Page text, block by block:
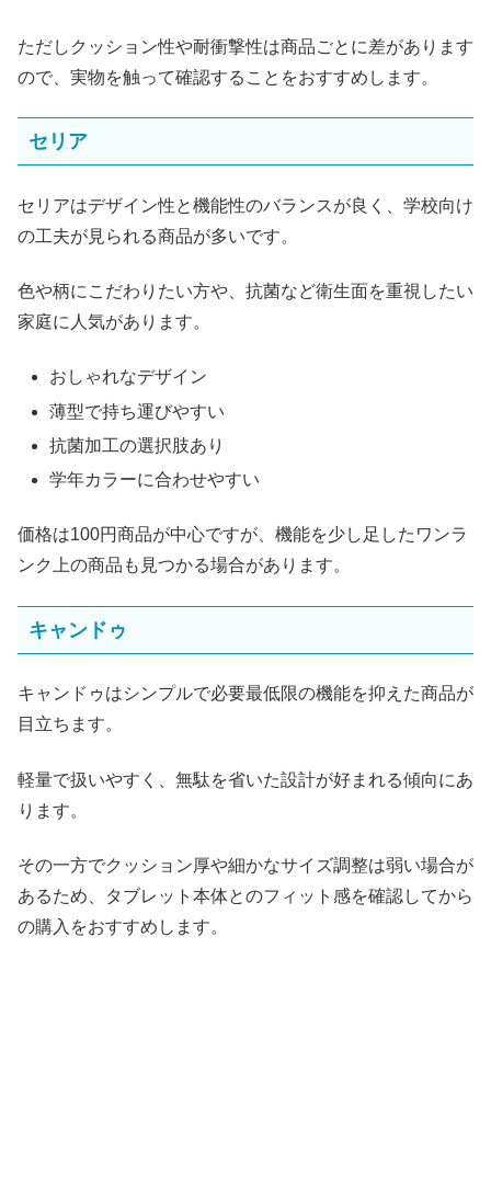
ただしクッション性や耐衝撃性は商品ごとに差があります
ので、実物を触って確認することをおすすめします。
セリア
セリアはデザイン性と機能性のバランスが良く、学校向け
の工夫が見られる商品が多いです。
色や柄にこだわりたい方や、抗菌など衛生面を重視したい
家庭に人気があります。
おしゃれなデザイン
薄型で持ち運びやすい
抗菌加工の選択肢あり
学年カラーに合わせやすい
価格は100円商品が中心ですが、機能を少し足したワンラ
ンク上の商品も見つかる場合があります。
キャンドゥ
キャンドゥはシンプルで必要最低限の機能を抑えた商品が
目立ちます。
軽量で扱いやすく、無駄を省いた設計が好まれる傾向にあ
ります。
その一方でクッション厚や細かなサイズ調整は弱い場合が
あるため、タブレット本体とのフィット感を確認してから
の購入をおすすめします。